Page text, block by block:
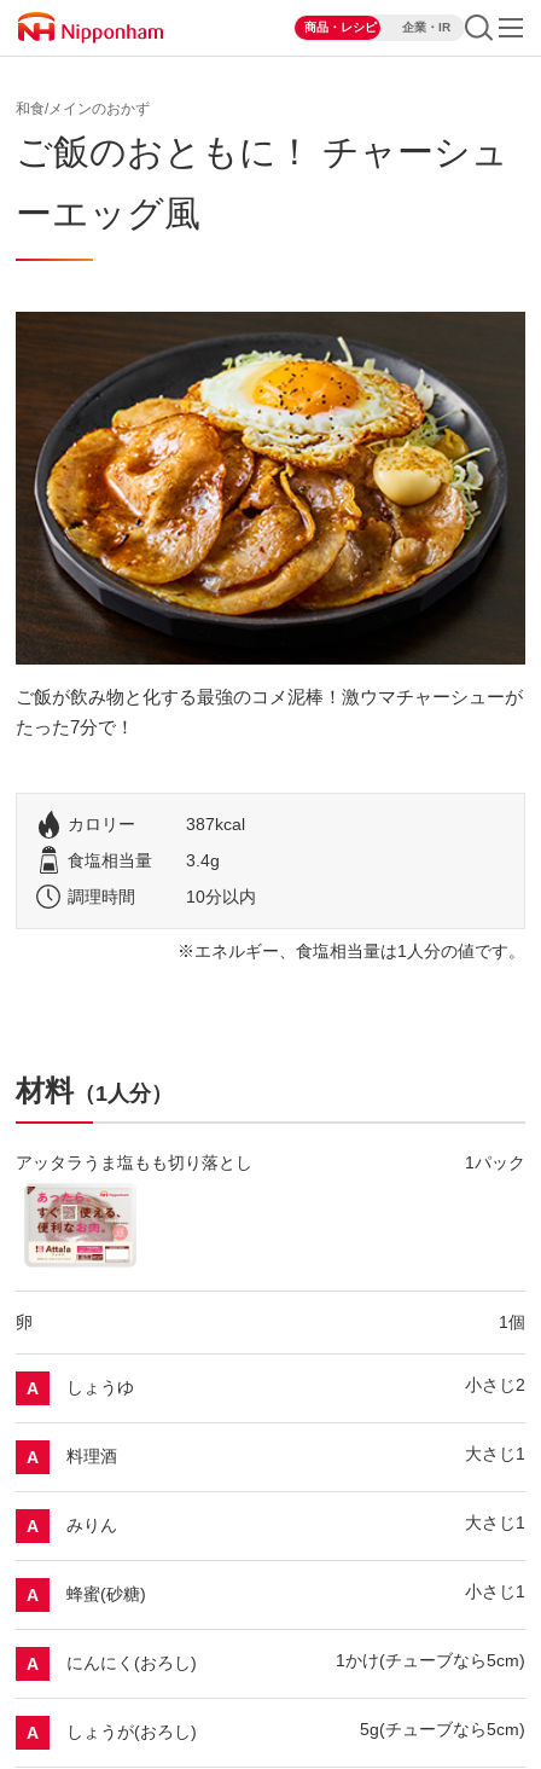
商品・レシピ 企業・IR
和食/メインのおかず
ご飯のおともに！ チャーシュ
ーエッグ風
ご飯が飲み物と化する最強のコメ泥棒！激ウマチャーシューが
たった7分で！
カロリー
387kcal
食塩相当量
3.4g
調理時間
10分以内
エネルギー、食塩相当量は1人分の値です。
材料（1人分）
アッタラうま塩もも切り落とし 1パック
卵 1個
A しょうゆ 小さじ2
A 料理酒 大さじ1
A みりん 大さじ1
A 蜂蜜(砂糖) 小さじ1
A にんにく(おろし) 1かけ(チューブなら5cm)
A しょうが(おろし) 5g(チューブなら5cm)